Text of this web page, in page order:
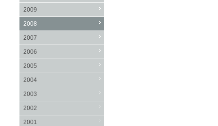
2009
2008
2007
2006
2005
2004
2003
2002
2001